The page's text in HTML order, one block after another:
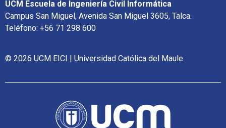
UCM Escuela de Ingeniería Civil Informática
Campus San Miguel, Avenida San Miguel 3605, Talca.
Teléfono: +56 71 298 600
© 2026 UCM EICI | Universidad Católica del Maule